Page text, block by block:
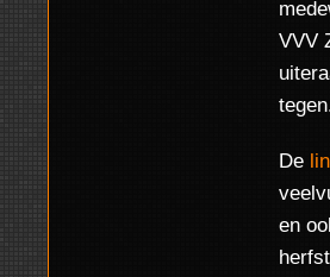
WERKELIJK
PRACHTIG,
EEN ECHTE
ED ALDUS
VVV
De
en